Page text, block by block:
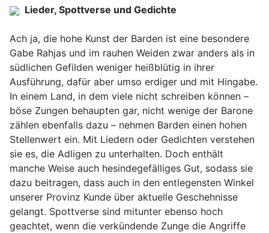
Lieder, Spottverse und Gedichte
Ach ja, die hohe Kunst der Barden ist eine besondere
Gabe Rahjas und im rauhen Weiden zwar anders als in
südlichen Gefilden weniger heißblütig in ihrer
Ausführung, dafür aber umso erdiger und mit Hingabe.
In einem Land, in dem viele nicht schreiben können –
böse Zungen behaupten gar, nicht wenige der Barone
zählen ebenfalls dazu – nehmen Barden einen hohen
Stellenwert ein. Mit Liedern oder Gedichten verstehen
sie es, die Adligen zu unterhalten. Doch enthält
manche Weise auch hesindegefälliges Gut, sodass sie
dazu beitragen, dass auch in den entlegensten Winkel
unserer Provinz Kunde über aktuelle Geschehnisse
gelangt. Spottverse sind mitunter ebenso hoch
geachtet, wenn die verkündende Zunge die Angriffe